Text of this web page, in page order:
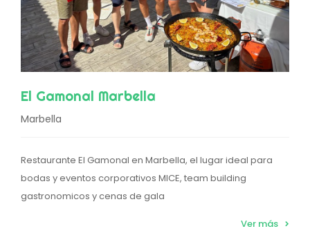
El Gamonal Marbella
Marbella
Restaurante El Gamonal en Marbella, el lugar ideal para
bodas y eventos corporativos MICE, team building
gastronomicos y cenas de gala
Ver más